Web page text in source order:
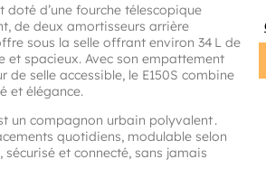
doté d’une fourche télescopique
de deux amortisseurs arrière
sous la selle offrant environ 34 L de
et spacieux. Avec son empattement
de selle accessible, le E150S combine
et élégance.
un compagnon urbain polyvalent .
quotidiens, modulable selon
sécurisé et connecté, sans jamais